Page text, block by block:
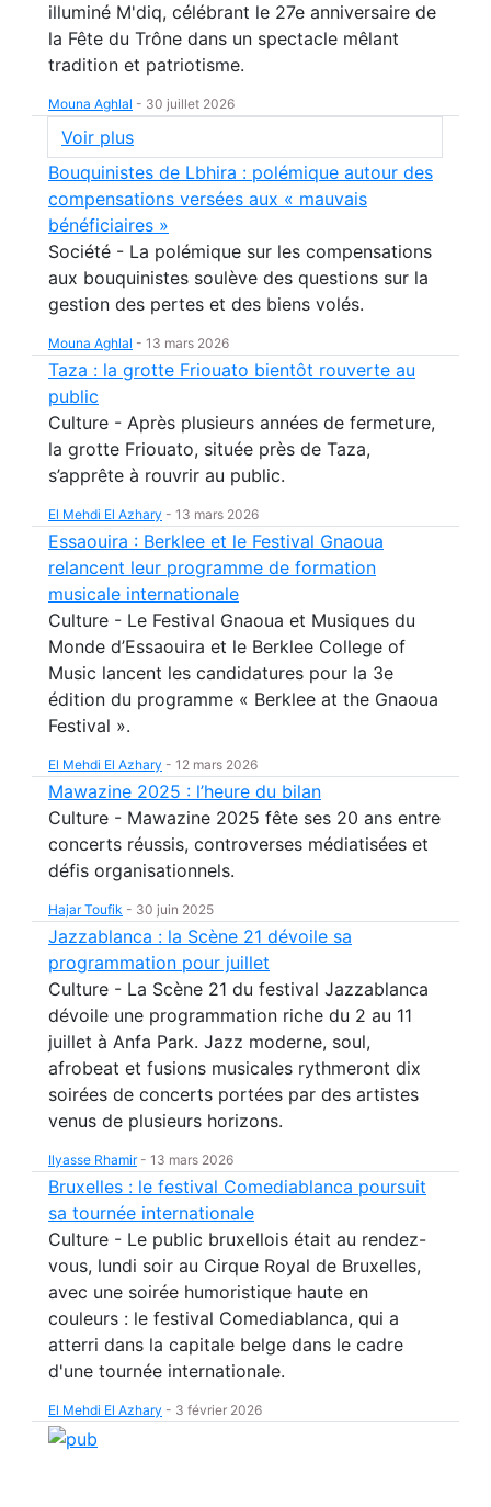
illuminé M'diq, célébrant le 27e anniversaire de
la Fête du Trône dans un spectacle mêlant
tradition et patriotisme.
Mouna Aghlal - 30 juillet 2026
Voir plus
Bouquinistes de Lbhira : polémique autour des
compensations versées aux « mauvais
bénéficiaires »
Société - La polémique sur les compensations
aux bouquinistes soulève des questions sur la
gestion des pertes et des biens volés.
Mouna Aghlal - 13 mars 2026
Taza : la grotte Friouato bientôt rouverte au
public
Culture - Après plusieurs années de fermeture,
la grotte Friouato, située près de Taza,
s’apprête à rouvrir au public.
El Mehdi El Azhary - 13 mars 2026
Essaouira : Berklee et le Festival Gnaoua
relancent leur programme de formation
musicale internationale
Culture - Le Festival Gnaoua et Musiques du
Monde d’Essaouira et le Berklee College of
Music lancent les candidatures pour la 3e
édition du programme « Berklee at the Gnaoua
Festival ».
El Mehdi El Azhary - 12 mars 2026
Mawazine 2025 : l’heure du bilan
Culture - Mawazine 2025 fête ses 20 ans entre
concerts réussis, controverses médiatisées et
défis organisationnels.
Hajar Toufik - 30 juin 2025
Jazzablanca : la Scène 21 dévoile sa
programmation pour juillet
Culture - La Scène 21 du festival Jazzablanca
dévoile une programmation riche du 2 au 11
juillet à Anfa Park. Jazz moderne, soul,
afrobeat et fusions musicales rythmeront dix
soirées de concerts portées par des artistes
venus de plusieurs horizons.
Ilyasse Rhamir- 13 mars 2026
Bruxelles : le festival Comediablanca poursuit
sa tournée internationale
Culture - Le public bruxellois était au rendez-
vous, lundi soir au Cirque Royal de Bruxelles,
avec une soirée humoristique haute en
couleurs : le festival Comediablanca, qui a
atterri dans la capitale belge dans le cadre
d'une tournée internationale.
El Mehdi El Azhary - 3 février 2026